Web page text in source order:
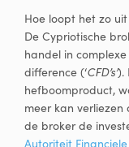
Hoe loopt het zo
De Cypriotische
handel in
difference (‘CFD’s’).
hefboomproduct,
meer kan verliezen
de broker de
Autoriteit